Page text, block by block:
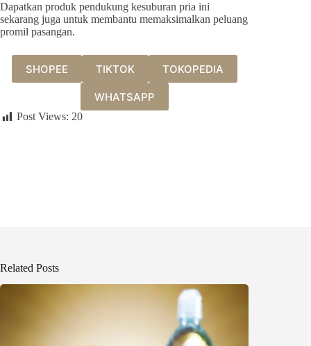
Dapatkan produk pendukung kesuburan pria ini
sekarang juga untuk membantu memaksimalkan peluang
promil pasangan.
SHOPEE TIKTOK TOKOPEDIA
WHATSAPP
Post Views: 20
Related Posts